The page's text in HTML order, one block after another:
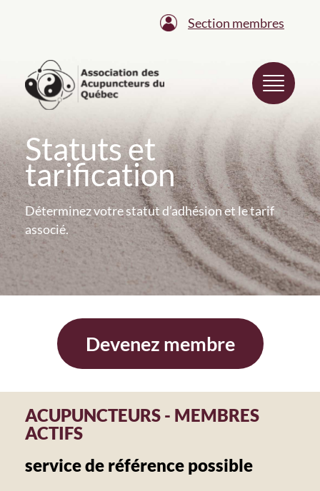
Section membres
Statuts et
tarification
Déterminez votre statut d’adhésion et le tarif
associé.
Devenez membre
ACUPUNCTEURS - MEMBRES
ACTIFS
service de référence possible